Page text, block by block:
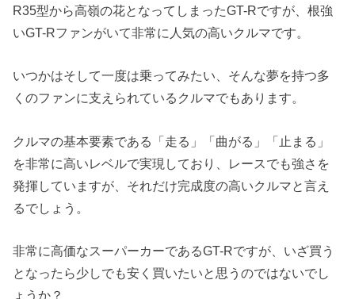
R35型から高嶺の花となってしまったGT-Rですが、根強
いGT-Rファンがいて非常に人気の高いクルマです。
いつかはそして一度は乗ってみたい、そんな夢を持つ多
くのファンに支えられているクルマでもあります。
クルマの基本要素である「走る」「曲がる」「止まる」
を非常に高いレベルで実現しており、レースでも強さを
発揮していますが、それだけ完成度の高いクルマと言え
るでしょう。
非常に高価なスーパーカーであるGT-Rですが、いざ買う
となったら少しでも安く買いたいと思うのではないでし
ょうか？